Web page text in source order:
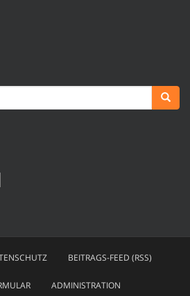
BEITRAGS-FEED (RSS)
ADMINISTRATION